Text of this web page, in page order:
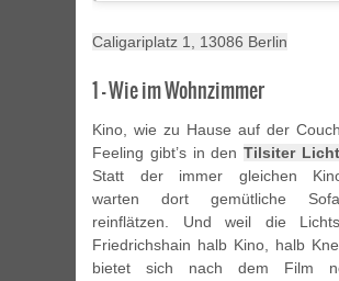
Caligariplatz 1, 13086 Berlin
1 – Wie im Wohnzimmer
Kino, wie zu Hause auf der
Feeling gibt’s in denTilsiter
Statt der immer gleichen
warten dort gemütliche
reinflätzen. Und weil die
Friedrichshain halb Kino, halb
bietet sich nach dem Film